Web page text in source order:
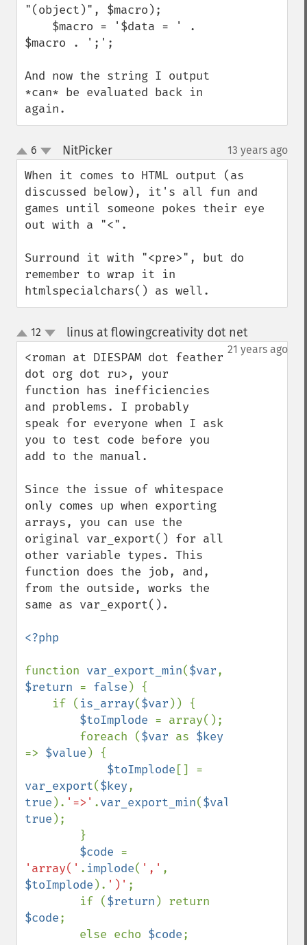
"(object)", $macro);
$macro . ';';
And now the string I output
*can* be evaluated back in
again.
up
down
6 NitPicker¶ 13 years ago
When it comes to HTML output (as
discussed below), it's all fun and
games until someone pokes their eye
out with a "<".
Surround it with "<pre>", but do
remember to wrap it in
htmlspecialchars() as well.
up
down
12 linus at flowingcreativity dot net¶
21 years ago
<roman at DIESPAM dot feather
dot org dot ru>, your
function has inefficiencies
and problems. I probably
speak for everyone when I ask
you to test code before you
add to the manual.
Since the issue of whitespace
only comes up when exporting
arrays, you can use the
original var_export() for all
other variable types. This
function does the job, and,
from the outside, works the
same as var_export().
<?php
function var_export_min($var
$return = false ) {
    if (
is_array($var )) {
$toImplode = array();
        foreach (
$var as
=> $value ) {
$toImplode
var_export($key
true ). '=>' .var_export_min($value
true );
$code
'array(' . implode( ','
$toImplode ). ')' ;
        if (
$return
$code;
        else echo
$code;